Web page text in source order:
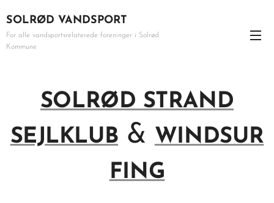
SOLRØD VANDSPORT
For alle vandsportsrelaterede foreninger i Solrød
Kommune
SOLRØD STRAND
SEJLKLUB & WINDSUR
FING